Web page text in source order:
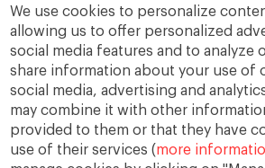
We use cookies to personalize
allowing us to offer personalized
social media features and to analyze
share information about your use of
social media, advertising and
may combine it with other
provided to them or that they have
use of their services (more
toma de decisiones valores
Enlaces
Cátedra de Empresa Familiar